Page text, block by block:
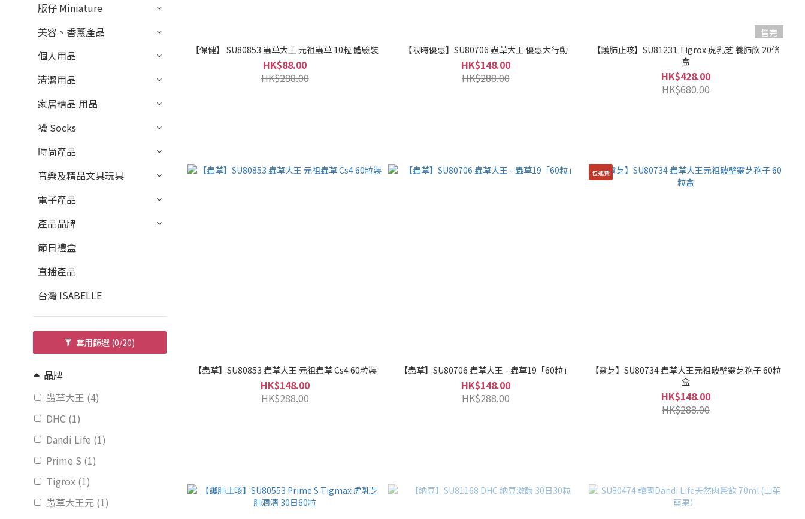
版仔 Miniature
美容、香薰產品
個人用品
清潔用品
家居精品 用品
襪 Socks
時尚產品
音樂及精品文具玩具
電子產品
產品品牌
節日禮盒
直播產品
台灣 ISABELLE
套用篩選 (0/20)
品牌
蟲草大王 (4)
DHC (1)
Dandi Life (1)
Prime S (1)
Tigrox (1)
蟲草大王元 (1)
【保健】 SU80853 蟲草大王 元祖蟲草 10粒 體驗裝
HK$88.00
HK$288.00
【限時優惠】SU80706 蟲草大王 優惠大行動
HK$148.00
HK$288.00
售完
【護肺止咳】SU81231 Tigrox 虎乳芝 養肺飲 20條
盒
HK$428.00
HK$680.00
【蟲草】SU80853 蟲草大王 元祖蟲草 Cs4 60粒裝
HK$148.00
HK$288.00
【蟲草】SU80706 蟲草大王 - 蟲草19「60粒」
HK$148.00
HK$288.00
包運費
【靈芝】SU80734 蟲草大王元祖破壁靈芝孢子 60粒
盒
HK$148.00
HK$288.00